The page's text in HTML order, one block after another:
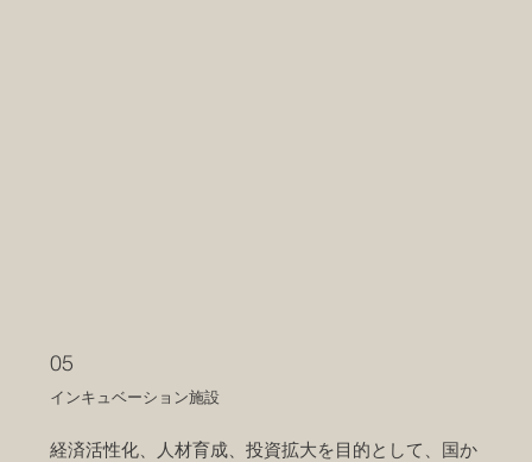
05
インキュベーション施設
経済活性化、人材育成、投資拡大を目的として、国か